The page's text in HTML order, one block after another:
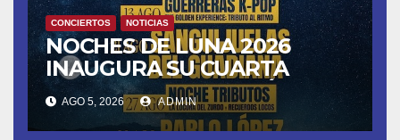
CONCIERTOS NOTICIAS
NOCHES DE LUNA 2026
INAUGURA SU CUARTA
TEMPORADA ESTE SÁBADO
8 CON OBK Y LA GUARDIA
AGO 5, 2026 ADMIN